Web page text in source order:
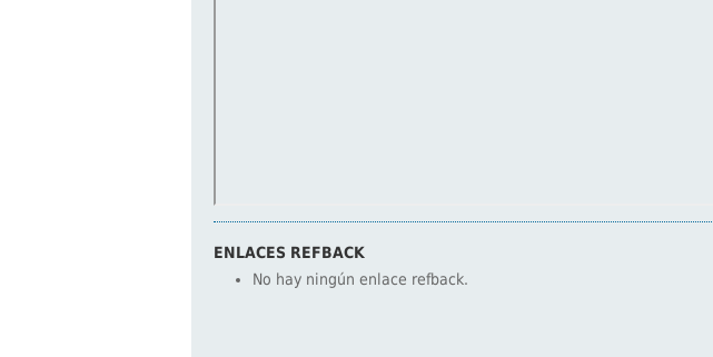
ENLACES REFBACK
No hay ningún enlace refback.